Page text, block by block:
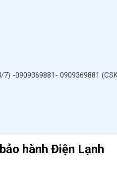
7) -0909369881- 0909369881
hành Điện Lạnh